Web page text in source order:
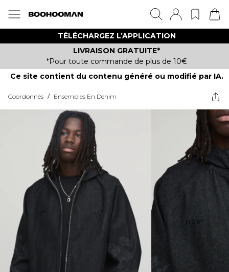
TÉLÉCHARGEZ L’APPLICATION
LIVRAISON GRATUITE*
*Pour toute commande de plus de 10€
Ce site contient du contenu généré ou modifié par IA.
Coordonnés / Ensembles En Denim